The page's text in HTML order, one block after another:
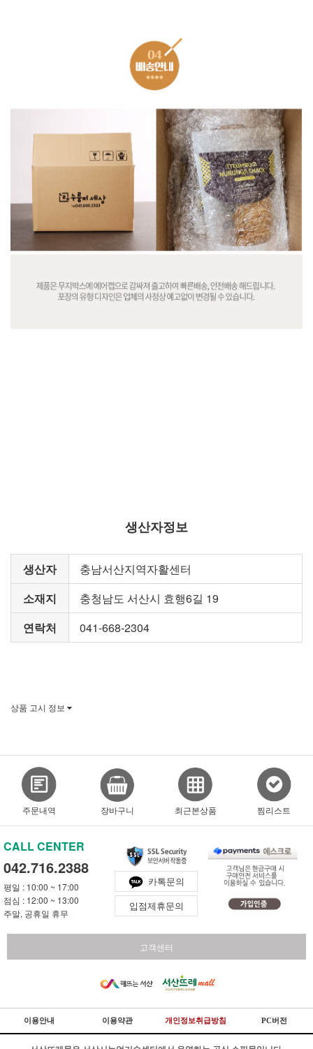
생산자정보
생산자
충남서산지역자활센터
소재지
충청남도 서산시 효행6길 19
연락처
041-668-2304
상품 고시 정보
주문내역 장바구니 최근본상품 찜리스트
CALL CENTER
042.716.2388
평일 : 10:00 ~ 17:00
점심 : 12:00 ~ 13:00
주말, 공휴일 휴무
카톡문의
입점제휴문의
고객센터
이용안내 이용약관 개인정보취급방침 PC버전